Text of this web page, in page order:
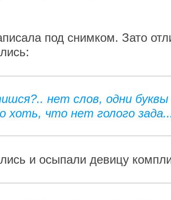
под снимком. Зато
нет слов, одни буквы
хоть, что нет голого
и осыпали девицу